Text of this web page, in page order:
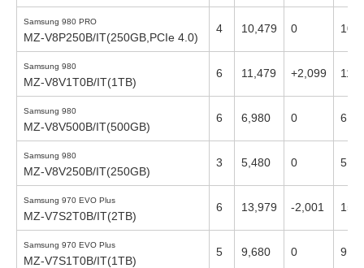
Samsung 980 PRO
MZ-V8P250B/IT(250GB,PCIe 4.0)
4 10,479 0
Samsung 980
MZ-V8V1T0B/IT(1TB)
6 11,479 +2,099
Samsung 980
MZ-V8V500B/IT(500GB)
6 6,980 0
Samsung 980
MZ-V8V250B/IT(250GB)
3 5,480 0
Samsung 970 EVO Plus
MZ-V7S2T0B/IT(2TB)
6 13,979 -2,001
Samsung 970 EVO Plus
MZ-V7S1T0B/IT(1TB)
5 9,680 0